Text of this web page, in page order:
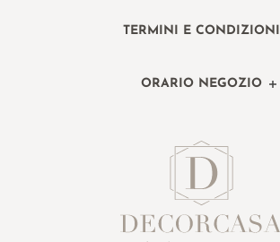
TERMINI E CONDIZIONI
ORARIO NEGOZIO